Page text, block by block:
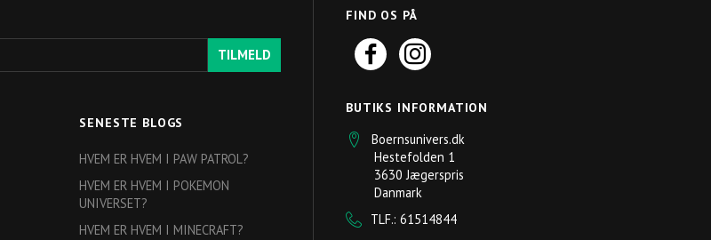
TILMELD
SENESTE BLOGS
HVEM ER HVEM I PAW PATROL?
HVEM ER HVEM I POKEMON
UNIVERSET?
HVEM ER HVEM I MINECRAFT?
FIND OS PÅ
BUTIKS INFORMATION
Boernsunivers.dk
Hestefolden 1
3630 Jægerspris
Danmark
TLF.: 61514844